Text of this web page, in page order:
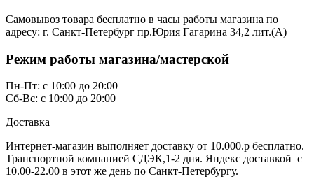
Самовывоз товара бесплатно в часы работы магазина по
адресу: г. Санкт-Петербург пр.Юрия Гагарина 34,2 лит.(А)
Режим работы магазина/мастерской
Пн-Пт: с 10:00 до 20:00
Сб-Вс: с 10:00 до 20:00
Доставка
Интернет-магазин выполняет доставку от 10.000.р бесплатно.
Транспортной компанией СДЭК,1-2 дня. Яндекс доставкой с
10.00-22.00 в этот же день по Санкт-Петербургу.